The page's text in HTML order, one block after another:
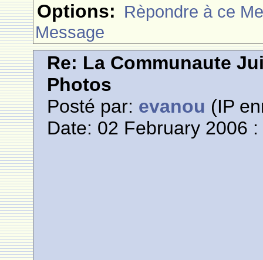
Options: Rèpondre à ce
Message
Re: La Communaute
Photos
Posté par: evanou (IP
Date: 02 February 2006